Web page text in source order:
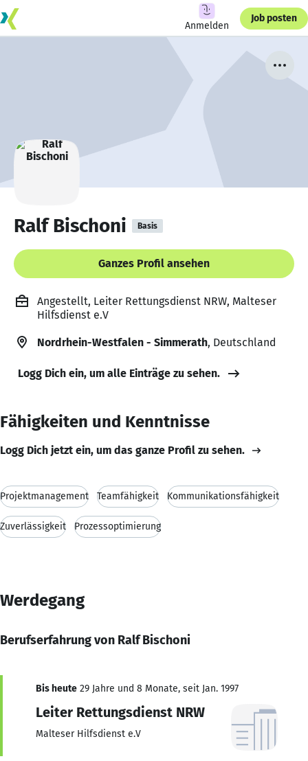
Anmelden
Job posten
Ralf Bischoni Basis
Ganzes Profil ansehen
Angestellt, Leiter Rettungsdienst NRW, Malteser
Hilfsdienst e.V
Nordrhein-Westfalen - Simmerath, Deutschland
Logg Dich ein, um alle Einträge zu sehen.
Fähigkeiten und Kenntnisse
Logg Dich jetzt ein, um das ganze Profil zu sehen.
Projektmanagement Teamfähigkeit Kommunikationsfähigkeit
Zuverlässigkeit Prozessoptimierung
Werdegang
Berufserfahrung von Ralf Bischoni
Bis heute 29 Jahre und 8 Monate, seit Jan. 1997
Leiter Rettungsdienst NRW
Malteser Hilfsdienst e.V